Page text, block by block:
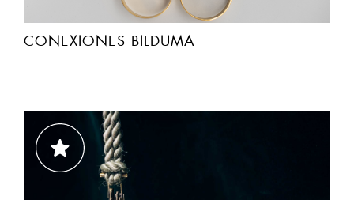
CONEXIONES BILDUMA